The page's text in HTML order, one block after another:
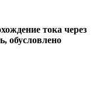
тока через
обусловлено